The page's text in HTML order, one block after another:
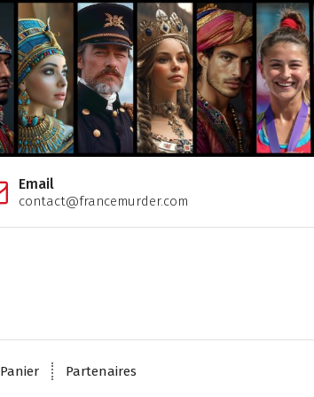
Email
contact@francemurder.com
Panier Partenaires